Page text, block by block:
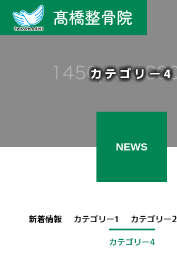
カテゴリー4
NEWS
新着情報 カテゴリー1 カテゴリー2
カテゴリー4